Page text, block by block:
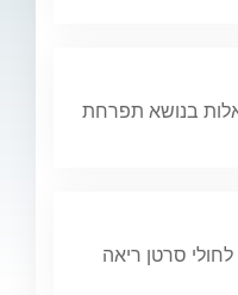
בנושא תפרחת
סרטן ריאה